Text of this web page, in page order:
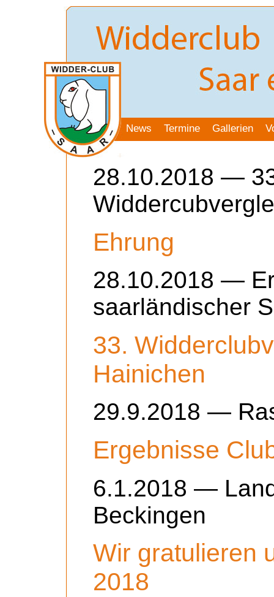
News Termine Gallerien
28.10.2018 —
Ehrung
28.10.2018 —
saarländischer
33.
Hainichen
29.9.2018 —
Ergebnisse
6.1.2018 —
Beckingen
Wir gratulieren
2018